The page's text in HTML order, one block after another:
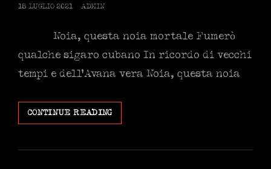
POSTED
18 LUGLIO 2021 ADMIN
Noia, questa noia mortale Fumerò
qualche sigaro cubano In ricordo di vecchi
tempi e dell’Avana vera Noia, questa noia
CONTINUE READINGC’ERA
UNA
UN’ISOLA